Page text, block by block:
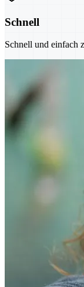
Schnell
Schnell und einfach